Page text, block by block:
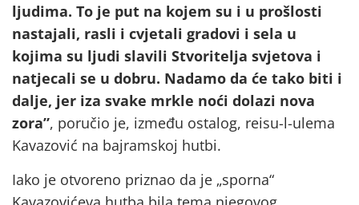
ljudima. To je put na kojem su i u prošlosti
nastajali, rasli i cvjetali gradovi i sela u
kojima su ljudi slavili Stvoritelja svjetova i
natjecali se u dobru. Nadamo da će tako biti i
dalje, jer iza svake mrkle noći dolazi nova
zora”, poručio je, između ostalog, reisu-l-ulema
Kavazović na bajramskoj hutbi.
Iako je otvoreno priznao da je „sporna“